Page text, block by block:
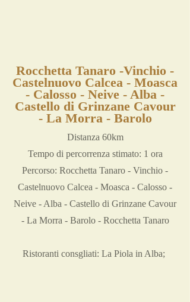
Rocchetta Tanaro -Vinchio -
Castelnuovo Calcea - Moasca
- Calosso - Neive - Alba -
Castello di Grinzane Cavour
- La Morra - Barolo
Distanza 60km
Tempo di percorrenza stimato: 1 ora
Percorso: Rocchetta Tanaro - Vinchio -
Castelnuovo Calcea - Moasca - Calosso -
Neive - Alba - Castello di Grinzane Cavour
- La Morra - Barolo - Rocchetta Tanaro
Ristoranti consgliati: La Piola in Alba;